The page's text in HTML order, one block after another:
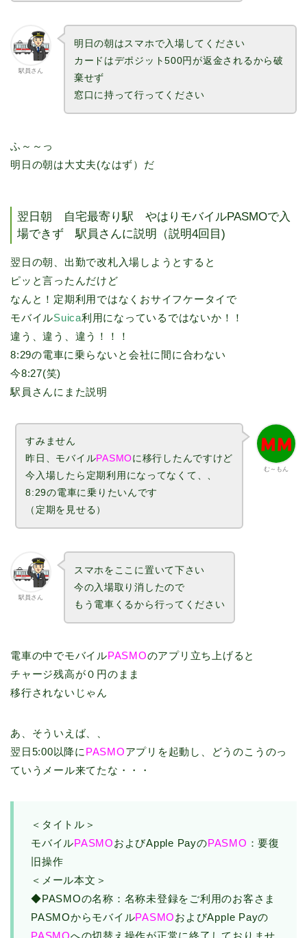
駅員さん
明日の朝はスマホで入場してください
カードはデポジット500円が返金されるから破
棄せず
窓口に持って行ってください
ふ～～っ
明日の朝は大丈夫(なはず）だ
翌日朝 自宅最寄り駅 やはりモバイルPASMOで入
場できず 駅員さんに説明（説明4回目)
翌日の朝、出勤で改札入場しようとすると
ピッと言ったんだけど
なんと！定期利用ではなくおサイフケータイで
モバイルSuica利用になっているではないか！！
違う、違う、違う！！！
8:29の電車に乗らないと会社に間に合わない
今8:27(笑)
駅員さんにまた説明
む～もん
すみません
昨日、モバイルPASMOに移行したんですけど
今入場したら定期利用になってなくて、、
8:29の電車に乗りたいんです
（定期を見せる）
駅員さん
スマホをここに置いて下さい
今の入場取り消したので
もう電車くるから行ってください
電車の中でモバイルPASMOのアプリ立ち上げると
チャージ残高が０円のまま
移行されないじゃん
あ、そういえば、、
翌日5:00以降に PASMOアプリを起動し、どうのこうのっ
ていうメール来てたな・・・
＜タイトル＞
モバイルPASMOおよびApple PayのPASMO ：要復
旧操作
＜メール本文＞
◆PASMOの名称：名称未登録をご利用のお客さま
PASMOからモバイルPASMOおよびApple Payの
PASMOへの切替え操作が正常に終了しておりませ